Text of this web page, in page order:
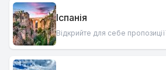
Іспанія
Відкрийте для себе пропозиції